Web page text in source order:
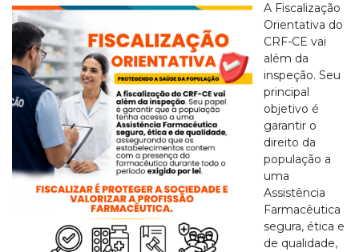
A Fiscalização
Orientativa do
CRF-CE vai
além da
inspeção. Seu
principal
objetivo é
garantir o
direito da
população a
uma
Assistência
Farmacêutica
segura, ética e
de qualidade,